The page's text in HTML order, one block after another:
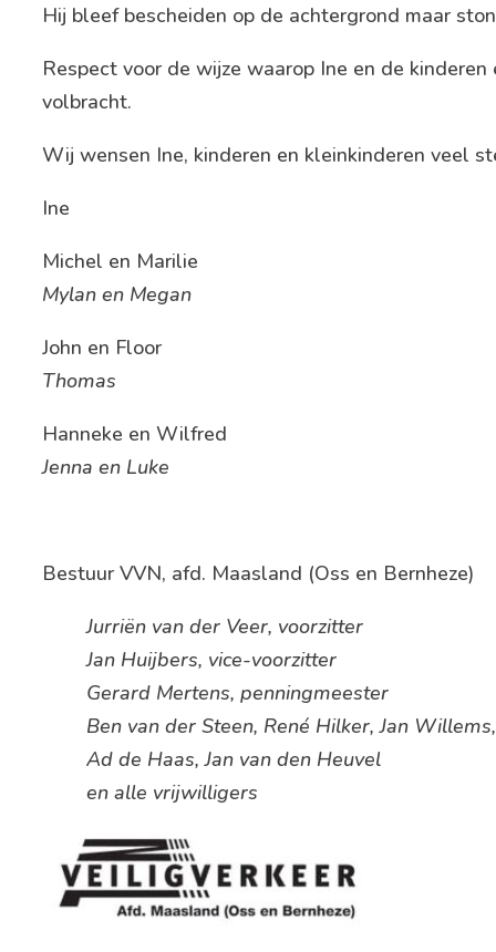
Hij bleef bescheiden op de achtergrond maar
Respect voor de wijze waarop Ine en de
volbracht.
Wij wensen Ine, kinderen en kleinkinderen veel
Ine
Michel en Marilie
Mylan en Megan
John en Floor
Thomas
Hanneke en Wilfred
Jenna en Luke
Bestuur VVN, afd. Maasland (Oss en Bernheze)
Jurriën van der Veer, voorzitter
Jan Huijbers, vice-voorzitter
Gerard Mertens, penningmeester
Ben van der Steen, René Hilker, Jan Willems,
Ad de Haas, Jan van den Heuvel
en alle vrijwilligers